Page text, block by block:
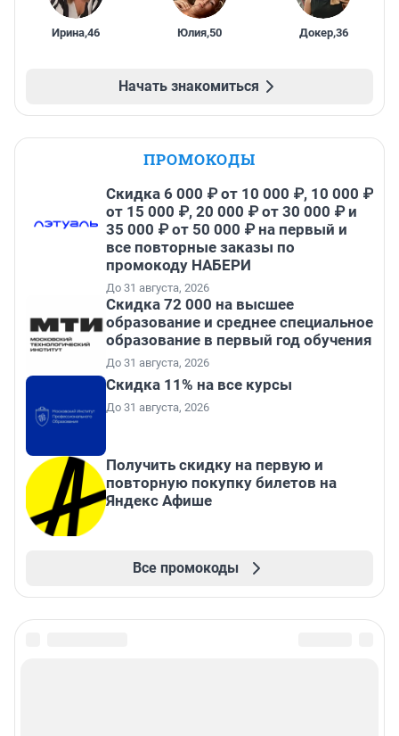
Ирина,46 Юлия,50 Докер,36
Начать знакомиться
ПРОМОКОДЫ
Скидка 6 000 ₽ от 10 000 ₽, 10 000 ₽
от 15 000 ₽, 20 000 ₽ от 30 000 ₽ и
35 000 ₽ от 50 000 ₽ на первый и
все повторные заказы по
промокоду НАБЕРИ
До 31 августа, 2026
Скидка 72 000 на высшее
образование и среднее специальное
образование в первый год обучения
До 31 августа, 2026
Скидка 11% на все курсы
До 31 августа, 2026
Получить скидку на первую и
повторную покупку билетов на
Яндекс Афише
Все промокоды